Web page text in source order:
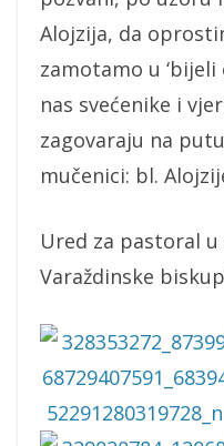
Alojzija, da
zamotamo u
nas svećenike i
zagovaraju na
mučenici: bl.
Ured za pastoral
Varaždinske